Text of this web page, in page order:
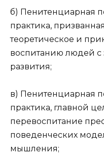
б) Пенитенциарная
практика,
теоретическое и
воспитанию людей с
развития;
в) Пенитенциарная
практика, главной
перевоспитание
поведенческих
мышления;